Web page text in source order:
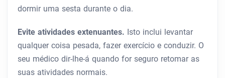
dormir uma sesta durante o dia.
Evite atividades extenuantes. Isto inclui levantar
qualquer coisa pesada, fazer exercício e conduzir. O
seu médico dir-lhe-á quando for seguro retomar as
suas atividades normais.